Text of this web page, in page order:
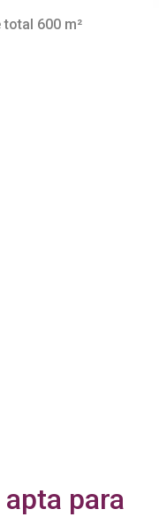
600 m²
para